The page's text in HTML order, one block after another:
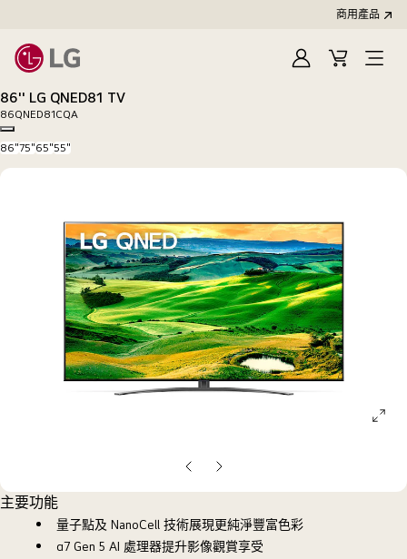
商用產品
登
購
86'' LG QNED81 TV
86QNED81CQA
Copy model name
86"75"65"55"
上
一
投
下
一
張
投
主要功能
量子點及 NanoCell 技術展現更純淨豐富色彩
α7 Gen 5 AI 處理器提升影像觀賞享受